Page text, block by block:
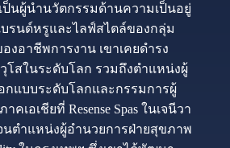
ป็นผู้นำนวัตกรรมด้านความเป็นอยู่
รนด์หรูและไลฟ์สไตล์ของกลุ่ม
งอาชีพการงาน เขาเคยดำรง
โสในระดับโลก รวมถึงตำแหน่งผู้
กแบบระดับโลกและกรรมการผู้
คเอเชียที่ Resense Spas ในเจนีวา
นตำแหน่งผู้อำนวยการฝ่ายสุขภาพ